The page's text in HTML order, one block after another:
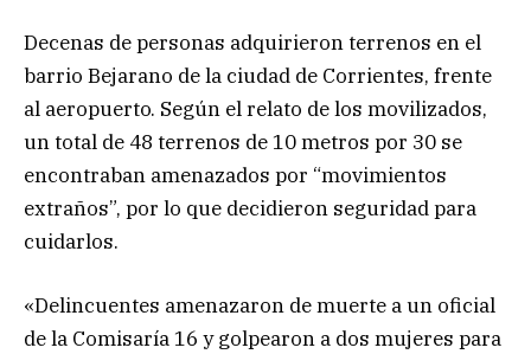
Decenas de personas adquirieron terrenos en el
barrio Bejarano de la ciudad de Corrientes, frente
al aeropuerto. Según el relato de los movilizados,
un total de 48 terrenos de 10 metros por 30 se
encontraban amenazados por “movimientos
extraños”, por lo que decidieron seguridad para
cuidarlos.
«Delincuentes amenazaron de muerte a un oficial
de la Comisaría 16 y golpearon a dos mujeres para